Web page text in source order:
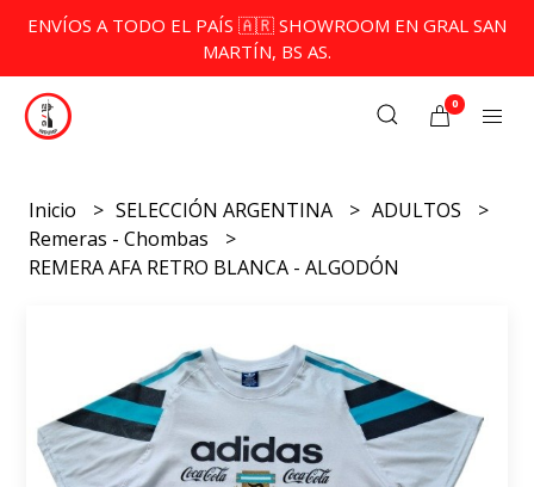
ENVÍOS A TODO EL PAÍS 🇦🇷 SHOWROOM EN GRAL SAN
MARTÍN, BS AS.
0
Inicio SELECCIÓN ARGENTINA
ADULTOS
Remeras - Chombas
REMERA AFA RETRO BLANCA - ALGODÓN